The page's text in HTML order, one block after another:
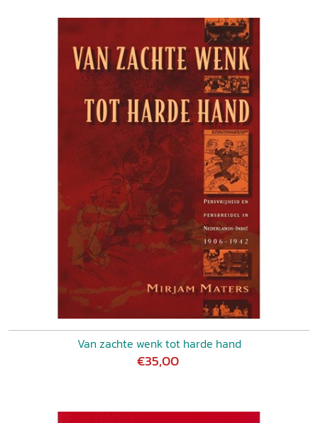
Van zachte wenk tot harde hand
€35,00